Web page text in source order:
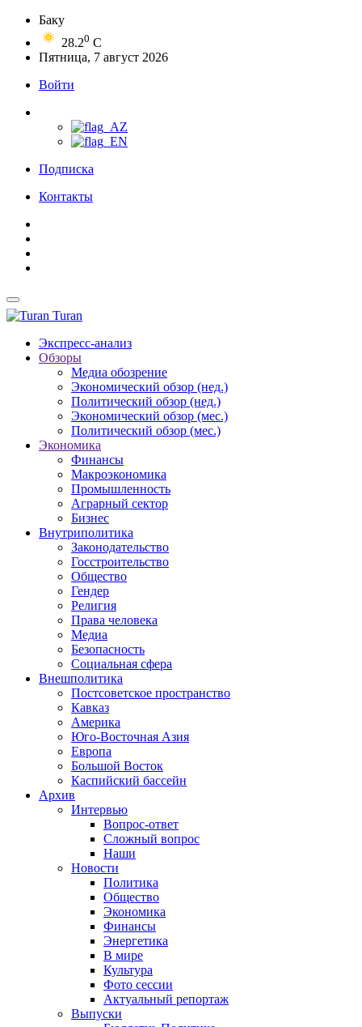
Баку
28.20 C
Пятница, 7 август 2026
Войти
Подписка
Контакты
Turan
Экспресс-анализ
Обзоры
Медиа обозрение
Экономический обзор (нед.)
Политический обзор (нед.)
Экономический обзор (мес.)
Политический обзор (мес.)
Экономика
Финансы
Макроэкономика
Промышленность
Аграрный сектор
Бизнес
Внутриполитика
Законодательство
Госстроительство
Общество
Гендер
Религия
Права человека
Медиа
Безопасность
Социальная сфера
Внешполитика
Постсоветское пространство
Кавказ
Америка
Юго-Восточная Азия
Европа
Большой Восток
Каспийский бассейн
Архив
Интервью
Вопрос-ответ
Сложный вопрос
Наши
Новости
Политика
Общество
Экономика
Финансы
Энергетика
В мире
Культура
Фото сессии
Актуальный репортаж
Выпуски